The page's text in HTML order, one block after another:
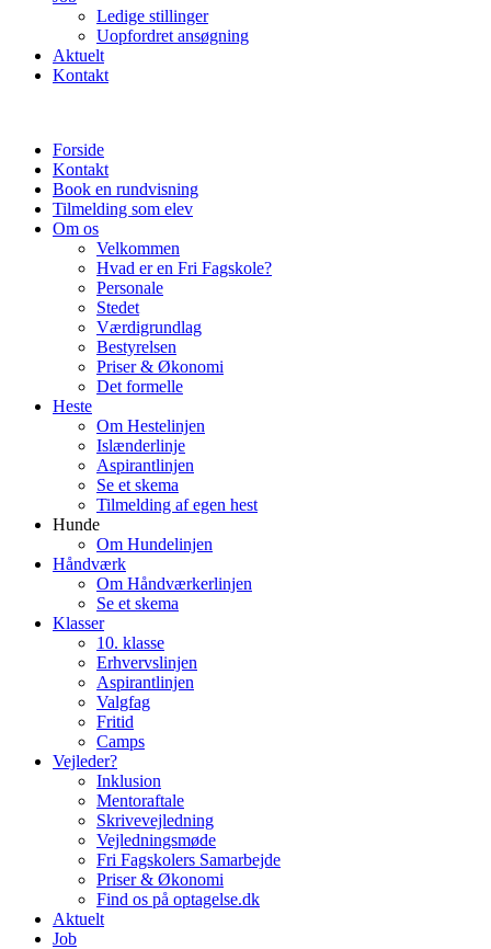
Ledige stillinger
Uopfordret ansøgning
Aktuelt
Kontakt
Forside
Kontakt
Book en rundvisning
Tilmelding som elev
Om os
Velkommen
Hvad er en Fri Fagskole?
Personale
Stedet
Værdigrundlag
Bestyrelsen
Priser & Økonomi
Det formelle
Heste
Om Hestelinjen
Islænderlinje
Aspirantlinjen
Se et skema
Tilmelding af egen hest
Hunde
Om Hundelinjen
Håndværk
Om Håndværkerlinjen
Se et skema
Klasser
10. klasse
Erhvervslinjen
Aspirantlinjen
Valgfag
Fritid
Camps
Vejleder?
Inklusion
Mentoraftale
Skrivevejledning
Vejledningsmøde
Fri Fagskolers Samarbejde
Priser & Økonomi
Find os på optagelse.dk
Aktuelt
Job